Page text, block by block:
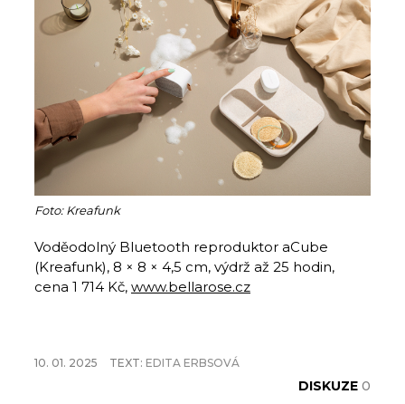
Foto: Kreafunk
Voděodolný Bluetooth reproduktor aCube
(Kreafunk), 8 × 8 × 4,5 cm, výdrž až 25 hodin,
cena 1 714 Kč, www.bellarose.cz
10. 01. 2025 TEXT: EDITA ERBSOVÁ
DISKUZE 0